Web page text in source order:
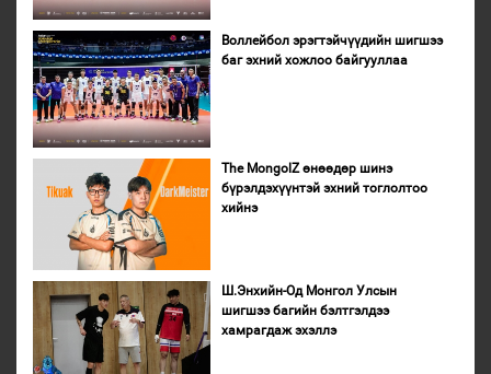
Воллейбол эрэгтэйчүүдийн шигшээ
баг эхний хожлоо байгууллаа
The MongolZ өнөөдөр шинэ
бүрэлдэхүүнтэй эхний тоглолтоо
хийнэ
Ш.Энхийн-Од Монгол Улсын
шигшээ багийн бэлтгэлдээ
хамрагдаж эхэллэ